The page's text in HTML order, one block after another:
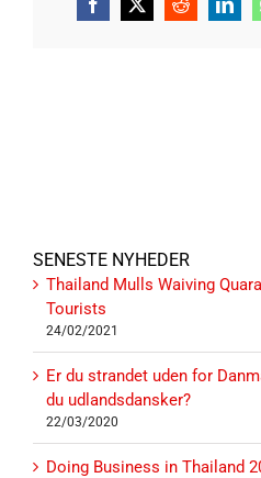
Facebook
X Reddit
SENESTE NYHEDER
Thailand Mulls Waiving
Tourists
24/02/2021
Er du strandet uden for
du udlandsdansker?
22/03/2020
Doing Business in Thailand